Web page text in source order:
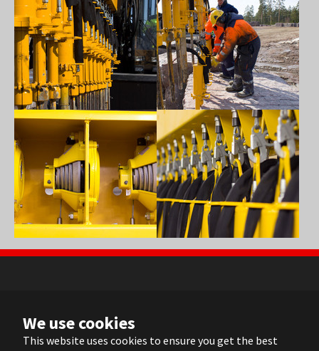
We use cookies
This website uses cookies to ensure you get the best
Show larger version Show larger version
FR
EN